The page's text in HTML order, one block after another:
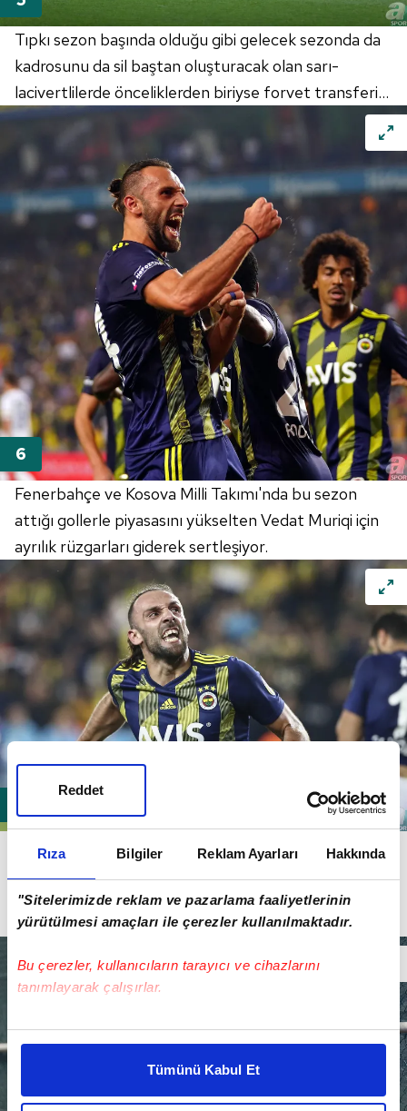
Rıza Bilgiler Reklam Ayarları Hakkında
"Sitelerimizde reklam ve pazarlama faaliyetlerinin
yürütülmesi amaçları ile çerezler kullanılmaktadır.
Bu çerezler, kullanıcıların tarayıcı ve cihazlarını
tanımlayarak çalışırlar.
Bu çerezlere izin vermeniz halinde sizlere özel
daha iyi reklam deneyimi yaşatabiliriz. Bunu yaparken
amacımızın size daha iyi bir reklam deneyimi sunmak
Tümünü Kabul Et
Reddet
Tıpkı sezon başında olduğu gibi gelecek sezonda da
kadrosunu da sil baştan oluşturacak olan sarı-
lacivertlilerde önceliklerden biriyse forvet transferi...
Fenerbahçe ve Kosova Milli Takımı'nda bu sezon
attığı gollerle piyasasını yükselten Vedat Muriqi için
ayrılık rüzgarları giderek sertleşiyor.
İtalyan basınının, Lazio veNapoli
iddiaları henüz
Tottenham'ın da golcü oyuncu için teklif hazırladığını
duyurdu.